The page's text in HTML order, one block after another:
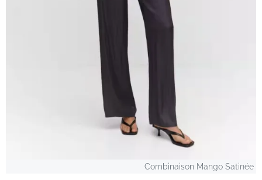
Combinaison Mango Satinée